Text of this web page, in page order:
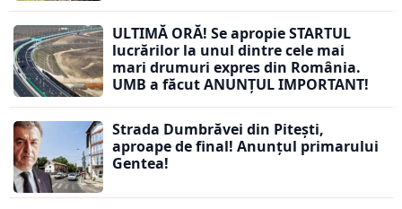
ULTIMĂ ORĂ! Se apropie STARTUL
lucrărilor la unul dintre cele mai
mari drumuri expres din România.
UMB a făcut ANUNȚUL IMPORTANT!
Strada Dumbrăvei din Pitești,
aproape de final! Anunțul primarului
Gentea!